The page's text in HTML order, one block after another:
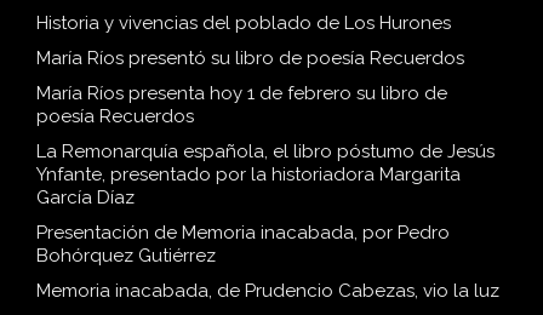
Historia y vivencias del poblado de Los Hurones
María Ríos presentó su libro de poesía Recuerdos
María Ríos presenta hoy 1 de febrero su libro de
poesía Recuerdos
La Remonarquía española, el libro póstumo de Jesús
Ynfante, presentado por la historiadora Margarita
García Díaz
Presentación de Memoria inacabada, por Pedro
Bohórquez Gutiérrez
Memoria inacabada, de Prudencio Cabezas, vio la luz